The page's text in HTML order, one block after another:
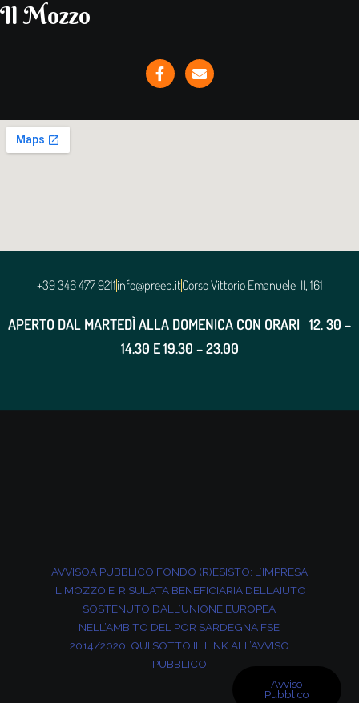
Il Mozzo
APERTO DAL MARTEDÌ ALLA DOMENICA CON ORARI 12. 30 –
14.30 E 19.30 – 23.00
+39 346 477 9211info@preep.itCorso Vittorio Emanuele II, 161
AVVISOA PUBBLICO FONDO (R)ESISTO: L’IMPRESA
IL MOZZO E’ RISULATA BENEFICIARIA DELL’AIUTO
SOSTENUTO DALL’UNIONE EUROPEA
NELL’AMBITO DEL POR SARDEGNA FSE
2014/2020. QUI SOTTO IL LINK ALL’AVVISO
PUBBLICO
Avviso
Pubblico